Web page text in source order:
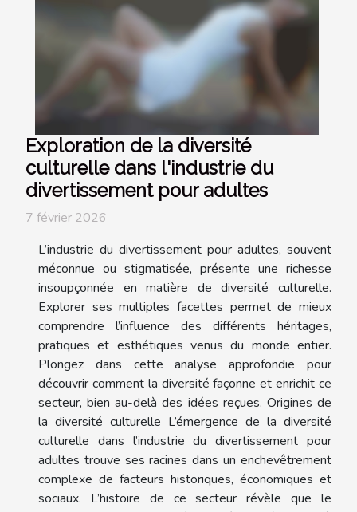
Exploration de la diversité
culturelle dans l'industrie du
divertissement pour adultes
7 février 2026
L’industrie du divertissement pour adultes, souvent
méconnue ou stigmatisée, présente une richesse
insoupçonnée en matière de diversité culturelle.
Explorer ses multiples facettes permet de mieux
comprendre l’influence des différents héritages,
pratiques et esthétiques venus du monde entier.
Plongez dans cette analyse approfondie pour
découvrir comment la diversité façonne et enrichit ce
secteur, bien au-delà des idées reçues. Origines de
la diversité culturelle L’émergence de la diversité
culturelle dans l’industrie du divertissement pour
adultes trouve ses racines dans un enchevêtrement
complexe de facteurs historiques, économiques et
sociaux. L’histoire de ce secteur révèle que le